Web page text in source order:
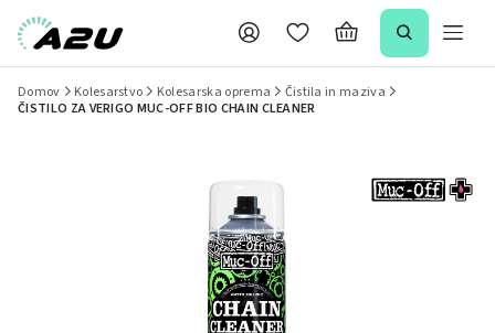
Domov Kolesarstvo Kolesarska oprema
Čistila in maziva
ČISTILO ZA VERIGO MUC-OFF BIO CHAIN CLEANER